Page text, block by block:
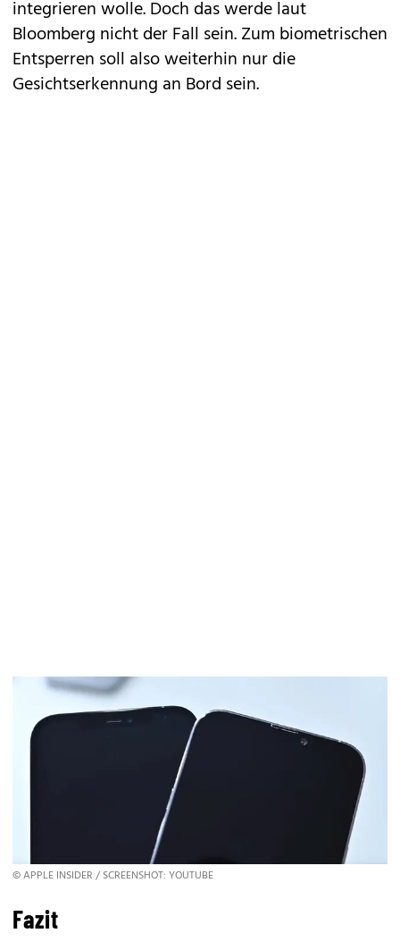
integrieren wolle. Doch das werde laut
Bloomberg nicht der Fall sein. Zum biometrischen
Entsperren soll also weiterhin nur die
Gesichtserkennung an Bord sein.
© APPLE INSIDER / SCREENSHOT: YOUTUBE
Fazit